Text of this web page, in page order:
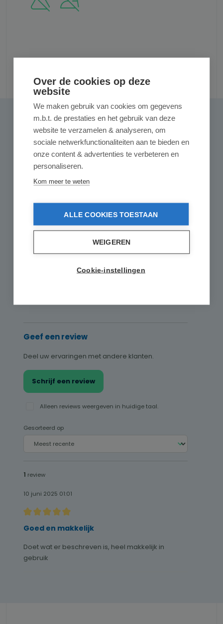
Reviews
1 van 1 reviewsGemiddelde waardering van 5 van 5 sterren
5 van 5 sterren
Uitstekend (1)
100%
Goed (0)
Geef een review
Deel uw ervaringen met andere klanten.
Schrijf een review
Alleen reviews weergeven in huidige taal.
Gesorteerd op
1 review
10 juni 2025 01:01
Recensie met een waardering van 5 van de 5 sterren
Goed en makkelijk
Doet wat er beschreven is, heel makkelijk in
gebruik
Over de cookies op deze
website
We maken gebruik van cookies om gegevens
m.b.t. de prestaties en het gebruik van deze
website te verzamelen & analyseren, om
sociale netwerkfunctionaliteiten aan te bieden en
onze content & advertenties te verbeteren en
personaliseren.
Kom meer te weten
ALLE COOKIES TOESTAAN
WEIGEREN
Cookie-instellingen